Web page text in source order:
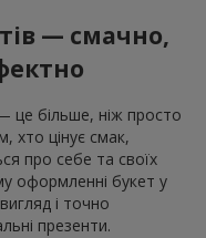
— смачно,
це більше, ніж просто
хто цінує смак,
про себе та своїх
оформленні букет у
і точно
презенти.